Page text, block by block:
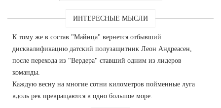
ИНТЕРЕСНЫЕ МЫСЛИ
К тому же в состав "Майнца" вернется отбывший
дисквалификацию датский полузащитник Леон Андреасен,
после перехода из "Вердера" ставший одним из лидеров
команды.
Каждую весну на многие сотни километров пойменные луга
вдоль рек превращаются в одно большое море.